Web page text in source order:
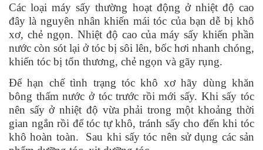
Các loại máy sấy thường hoạt động ở nhiệt độ cao
đây là nguyên nhân khiến mái tóc của bạn dễ bị khô
xơ, chẻ ngọn. Nhiệt độ cao của máy sấy khiến phần
nước còn sót lại ở tóc bị sôi lên, bốc hơi nhanh chóng,
khiến tóc bị tổn thương, chẻ ngọn và gãy rụng.
Để hạn chế tình trạng tóc khô xơ hãy dùng khăn
bông thấm nước ở tóc trước rồi mới sấy. Khi sấy tóc
nên sấy ở nhiệt độ vừa phải trong một khoảng thời
gian ngắn rồi để tóc tự khô, tránh sấy cho đến khi tóc
khô hoàn toàn. Sau khi sấy tóc nên sử dụng các sản